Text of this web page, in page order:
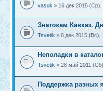
vasuk » 16 дек 2015 (Ср),
Знатокам Кавказ.
Tsvetik » 6 дек 2015 (Вс),
Неполадки в
Tsvetik » 28 май 2011
Поддержка разных